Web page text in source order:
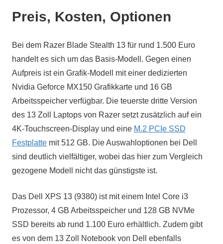
Preis, Kosten, Optionen
Bei dem Razer Blade Stealth 13 für rund 1.500 Euro
handelt es sich um das Basis-Modell. Gegen einen
Aufpreis ist ein Grafik-Modell mit einer dedizierten
Nvidia Geforce MX150 Grafikkarte und 16 GB
Arbeitsspeicher verfügbar. Die teuerste dritte Version
des 13 Zoll Laptops von Razer setzt zusätzlich auf ein
4K-Touchscreen-Display und eine M.2 PCIe SSD
Festplatte mit 512 GB. Die Auswahloptionen bei Dell
sind deutlich vielfältiger, wobei das hier zum Vergleich
gezogene Modell nicht das günstigste ist.
Das Dell XPS 13 (9380) ist mit einem Intel Core i3
Prozessor, 4 GB Arbeitsspeicher und 128 GB NVMe
SSD bereits ab rund 1.100 Euro erhältlich. Zudem gibt
es von dem 13 Zoll Notebook von Dell ebenfalls